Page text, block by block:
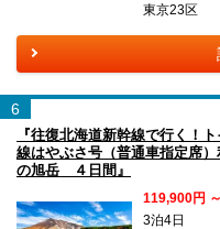
東京23区
6
『往復北海道新幹線で行く！
線はやぶさ号（普通車指定席
の旭岳 ４日間』
119,900円
3泊4日